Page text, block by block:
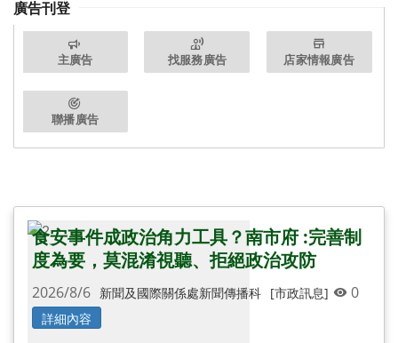
廣告刊登
主廣告 找服務廣告 店家情報廣告
聯播廣告
食安事件成政治角力工具？南市府 :完善制
度為要，莫混淆視聽、拒絕政治攻防
2026/8/6 新聞及國際關係處新聞傳播科 [市政訊息] 0
詳細內容